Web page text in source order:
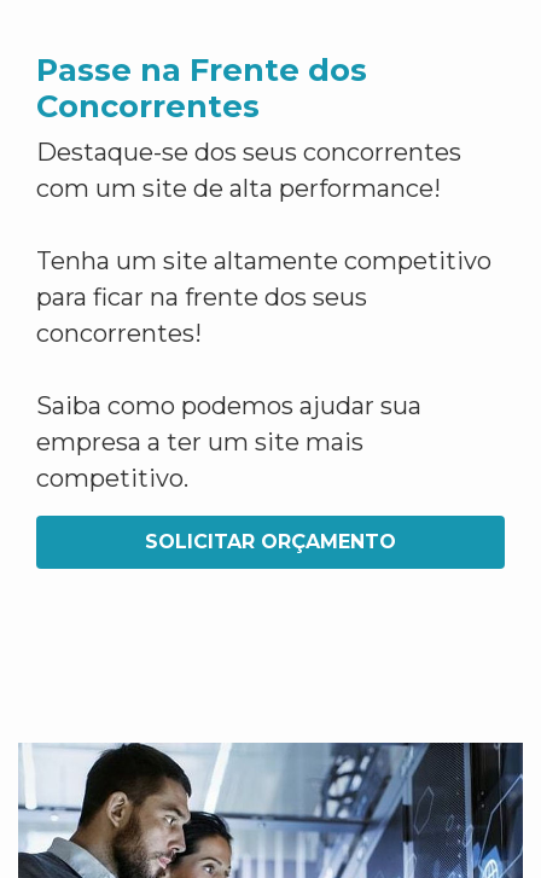
Passe na Frente dos
Concorrentes
Destaque-se dos seus concorrentes
com um site de alta performance!
Tenha um site altamente competitivo
para ficar na frente dos seus
concorrentes!
Saiba como podemos ajudar sua
empresa a ter um site mais
competitivo.
SOLICITAR ORÇAMENTO